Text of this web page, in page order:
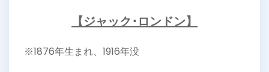
【ジャック･ロンドン】
※1876年生まれ、1916年没